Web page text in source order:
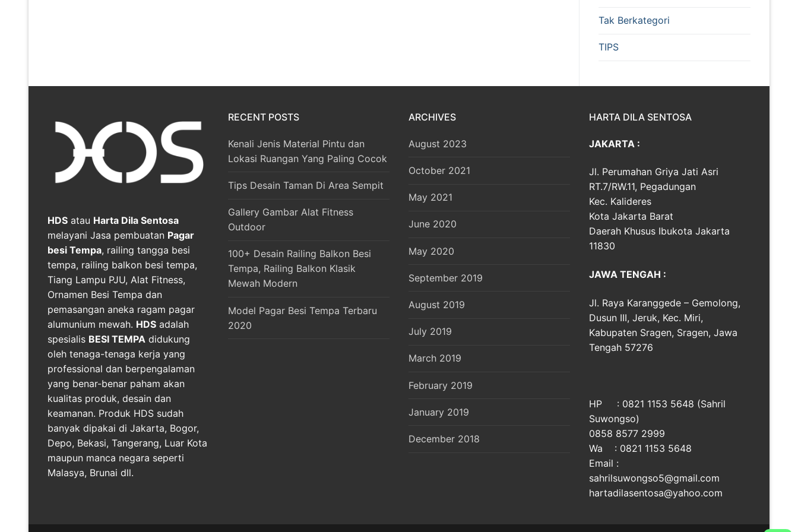
Tak Berkategori
TIPS
HDS atau Harta Dila Sentosa
melayani Jasa pembuatan Pagar
besi Tempa, railing tangga besi
tempa, railing balkon besi tempa,
Tiang Lampu PJU, Alat Fitness,
Ornamen Besi Tempa dan
pemasangan aneka ragam pagar
alumunium mewah. HDS adalah
spesialis BESI TEMPA didukung
oleh tenaga-tenaga kerja yang
professional dan berpengalaman
yang benar-benar paham akan
kualitas produk, desain dan
keamanan. Produk HDS sudah
banyak dipakai di Jakarta, Bogor,
Depo, Bekasi, Tangerang, Luar Kota
maupun manca negara seperti
Malasya, Brunai dll.
RECENT POSTS
Kenali Jenis Material Pintu dan
Lokasi Ruangan Yang Paling Cocok
Tips Desain Taman Di Area Sempit
Gallery Gambar Alat Fitness
Outdoor
100+ Desain Railing Balkon Besi
Tempa, Railing Balkon Klasik
Mewah Modern
Model Pagar Besi Tempa Terbaru
2020
ARCHIVES
August 2023
October 2021
May 2021
June 2020
May 2020
September 2019
August 2019
July 2019
March 2019
February 2019
January 2019
December 2018
HARTA DILA SENTOSA
JAKARTA :
Jl. Perumahan Griya Jati Asri
RT.7/RW.11, Pegadungan
Kec. Kalideres
Kota Jakarta Barat
Daerah Khusus Ibukota Jakarta
11830
JAWA TENGAH :
Jl. Raya Karanggede – Gemolong,
Dusun III, Jeruk, Kec. Miri,
Kabupaten Sragen, Sragen, Jawa
Tengah 57276
HP : 0821 1153 5648 (Sahril
Suwongso)
0858 8577 2999
Wa : 0821 1153 5648
Email :
sahrilsuwongso5@gmail.com
hartadilasentosa@yahoo.com